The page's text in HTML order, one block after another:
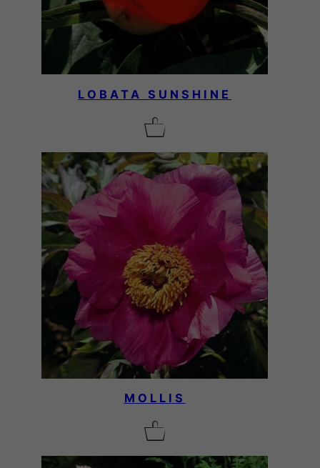
LOBATA SUNSHINE
MOLLIS